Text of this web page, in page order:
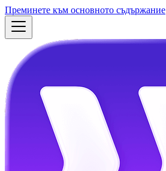
Преминете към основното съдържание